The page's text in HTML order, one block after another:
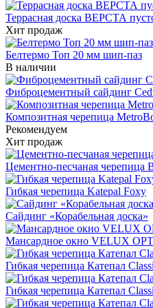
Террасная доска ВЕРСТА
Хит продаж
Белтермо Топ 20 мм шип-паз
В наличии
Фиброцементный сайдинг
Композитная черепица
Рекомендуем
Хит продаж
Цементно-песчаная черепица
Гибкая черепица Katepal Foxy
Сайдинг «Корабельная доска»
Мансардное окно VELUX
Гибкая черепица Катепал
Гибкая черепица Катепал